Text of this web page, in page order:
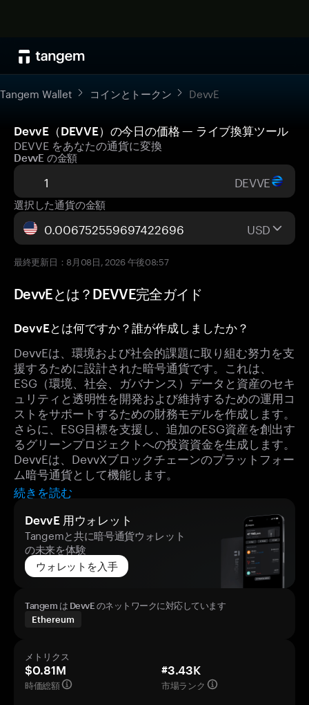
Tangem Wallet コインとトークン DevvE
DevvE（DEVVE）の今日の価格 — ライブ換算ツール
DEVVE をあなたの通貨に変換
DevvE の金額
DEVVE
選択した通貨の金額
USD
最終更新日：8月08日, 2026 午後08:57
DevvEとは？DEVVE完全ガイド
DevvEとは何ですか？誰が作成しましたか？
DevvEは、環境および社会的課題に取り組む努力を支
援するために設計された暗号通貨です。これは、
ESG（環境、社会、ガバナンス）データと資産のセキ
ュリティと透明性を開発および維持するための運用コ
ストをサポートするための財務モデルを作成します。
さらに、ESG目標を支援し、追加のESG資産を創出す
るグリーンプロジェクトへの投資資金を生成します。
DevvEは、DevvXブロックチェーンのプラットフォー
ム暗号通貨として機能します。
続きを読む
DevvE 用ウォレット
Tangemと共に暗号通貨ウォレット
の未来を体験
ウォレットを入手
Tangem は DevvE のネットワークに対応しています
Ethereum
メトリクス
$0.81M
時価総額
#3.43K
市場ランク